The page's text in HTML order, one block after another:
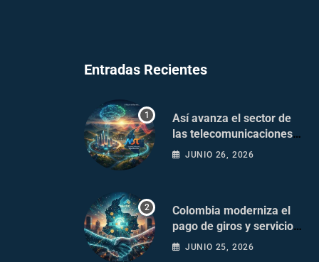
Entradas Recientes
Así avanza el sector de
las telecomunicaciones
en Colombia
JUNIO 26, 2026
Colombia moderniza el
pago de giros y servicios
postales
JUNIO 25, 2026